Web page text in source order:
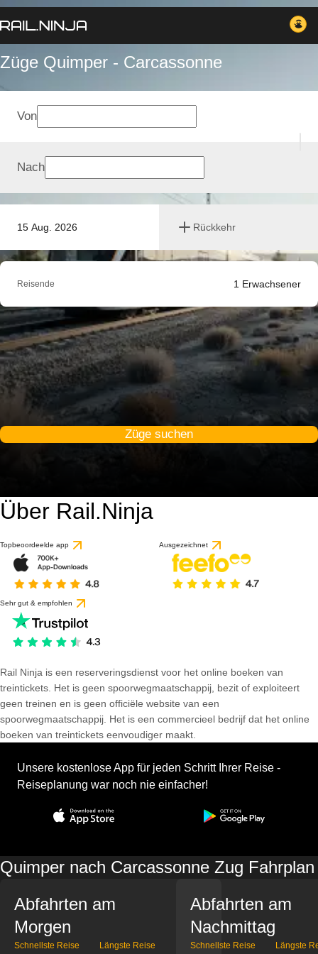
Züge Quimper - Carcassonne
15 Aug. 2026 Rückkehr
Von
Nach
Reisende 1 Erwachsener
Züge suchen
Über Rail.Ninja
Topbeoordeelde app Ausgezeichnet
Sehr gut & empfohlen
Rail Ninja is een reserveringsdienst voor het online boeken van
treintickets. Het is geen spoorwegmaatschappij, bezit of exploiteert
geen treinen en is geen officiële website van een
spoorwegmaatschappij. Het is een commercieel bedrijf dat het online
boeken van treintickets eenvoudiger maakt.
Unsere kostenlose App für jeden Schritt Ihrer Reise -
Reiseplanung war noch nie einfacher!
Quimper nach Carcassonne Zug Fahrplan
Abfahrten am
Morgen
Schnellste Reise Längste Reise
Abfahrten am
Nachmittag
Schnellste Reise Längste